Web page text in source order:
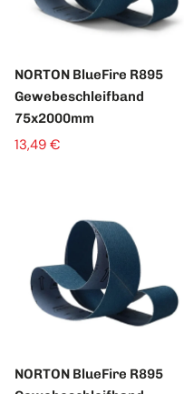
NORTON BlueFire R895
Gewebeschleifband
75x2000mm
13,49 €
NORTON BlueFire R895